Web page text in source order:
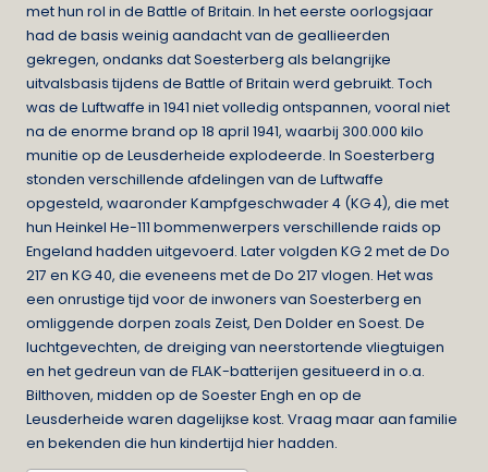
met hun rol in de Battle of Britain. In het eerste oorlogsjaar
had de basis weinig aandacht van de geallieerden
gekregen, ondanks dat Soesterberg als belangrijke
uitvalsbasis tijdens de Battle of Britain werd gebruikt. Toch
was de Luftwaffe in 1941 niet volledig ontspannen, vooral niet
na de enorme brand op 18 april 1941, waarbij 300.000 kilo
munitie op de Leusderheide explodeerde. In Soesterberg
stonden verschillende afdelingen van de Luftwaffe
opgesteld, waaronder Kampfgeschwader 4 (KG 4), die met
hun Heinkel He-111 bommenwerpers verschillende raids op
Engeland hadden uitgevoerd. Later volgden KG 2 met de Do
217 en KG 40, die eveneens met de Do 217 vlogen. Het was
een onrustige tijd voor de inwoners van Soesterberg en
omliggende dorpen zoals Zeist, Den Dolder en Soest. De
luchtgevechten, de dreiging van neerstortende vliegtuigen
en het gedreun van de FLAK-batterijen gesitueerd in o.a.
Bilthoven, midden op de Soester Engh en op de
Leusderheide waren dagelijkse kost. Vraag maar aan familie
en bekenden die hun kindertijd hier hadden.